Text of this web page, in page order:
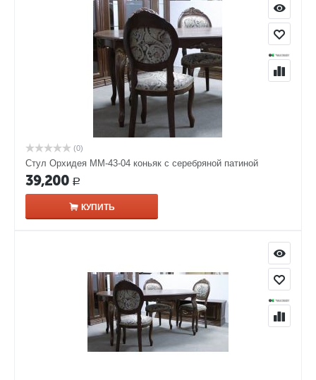
(0)
Стул Орхидея ММ-43-04 коньяк с серебряной патиной
39,200 Р
КУПИТЬ